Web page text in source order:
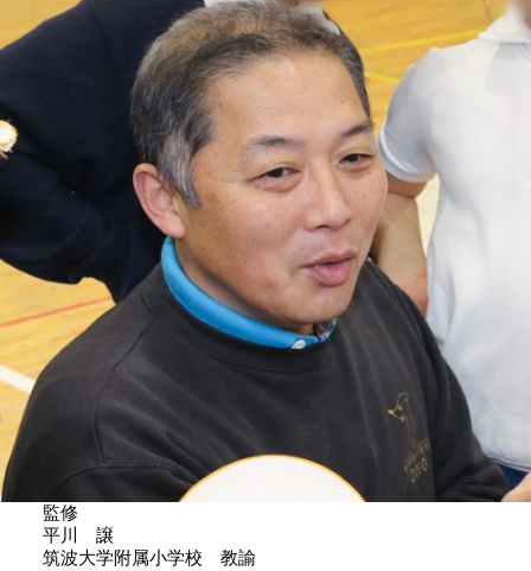
監修
平川 譲
筑波大学附属小学校 教諭